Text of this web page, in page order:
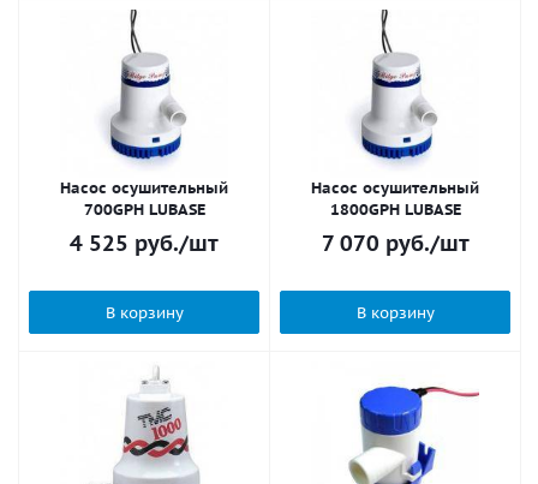
Насос осушительный
700GPH LUBASE
4 525 руб./шт
В корзину
Насос осушительный
1800GPH LUBASE
7 070 руб./шт
В корзину